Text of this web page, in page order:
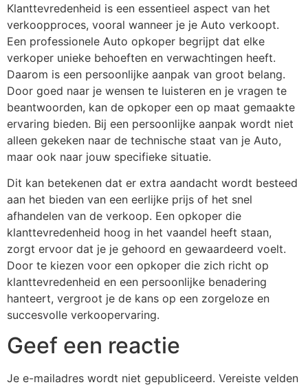
Klanttevredenheid is een essentieel aspect van het
verkoopproces, vooral wanneer je je Auto verkoopt.
Een professionele Auto opkoper begrijpt dat elke
verkoper unieke behoeften en verwachtingen heeft.
Daarom is een persoonlijke aanpak van groot belang.
Door goed naar je wensen te luisteren en je vragen te
beantwoorden, kan de opkoper een op maat gemaakte
ervaring bieden. Bij een persoonlijke aanpak wordt niet
alleen gekeken naar de technische staat van je Auto,
maar ook naar jouw specifieke situatie.
Dit kan betekenen dat er extra aandacht wordt besteed
aan het bieden van een eerlijke prijs of het snel
afhandelen van de verkoop. Een opkoper die
klanttevredenheid hoog in het vaandel heeft staan,
zorgt ervoor dat je je gehoord en gewaardeerd voelt.
Door te kiezen voor een opkoper die zich richt op
klanttevredenheid en een persoonlijke benadering
hanteert, vergroot je de kans op een zorgeloze en
succesvolle verkoopervaring.
Geef een reactie
Je e-mailadres wordt niet gepubliceerd. Vereiste velden